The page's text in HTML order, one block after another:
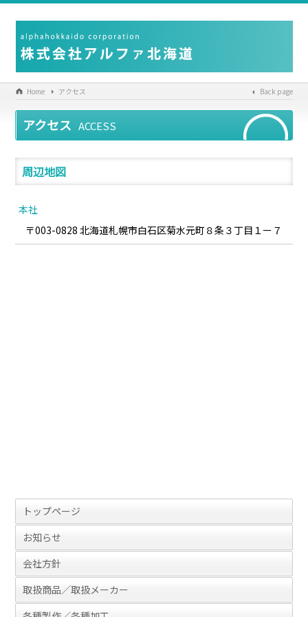
Home アクセス Back page
アクセス ACCESS
周辺地図
本社
〒003-0828 北海道札幌市白石区菊水元町８条３丁目１ー７
トップページ
お知らせ
会社方針
取扱商品／取扱メーカー